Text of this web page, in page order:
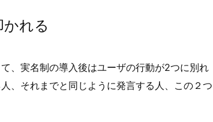
れる
、実名制の導入後はユーザの行動が2つに別れ
、それまでと同じように発言する人、この２つ